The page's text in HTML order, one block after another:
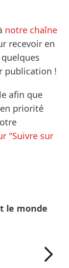
notre chaîne
recevoir en
publication !
afin que
priorité
"Suivre sur
le monde